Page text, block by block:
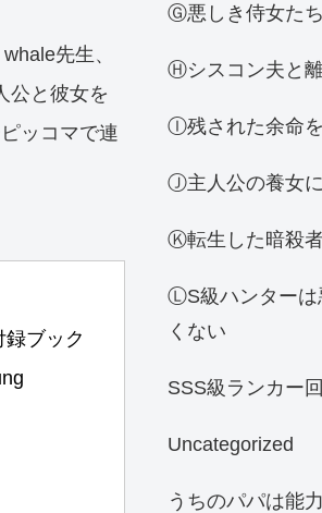
先生、
公と彼女を
ッコマで連
ブック
Ⓖ悪しき侍女たち
Ⓗシスコン夫と離
Ⓘ残された余命
Ⓙ主人公の養女
Ⓚ転生した暗殺
ⓁS級ハンターは
くない
SSS級ランカー
Uncategorized
うちのパパは能